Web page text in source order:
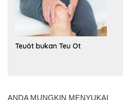
Teuöt bukan Teu Ot